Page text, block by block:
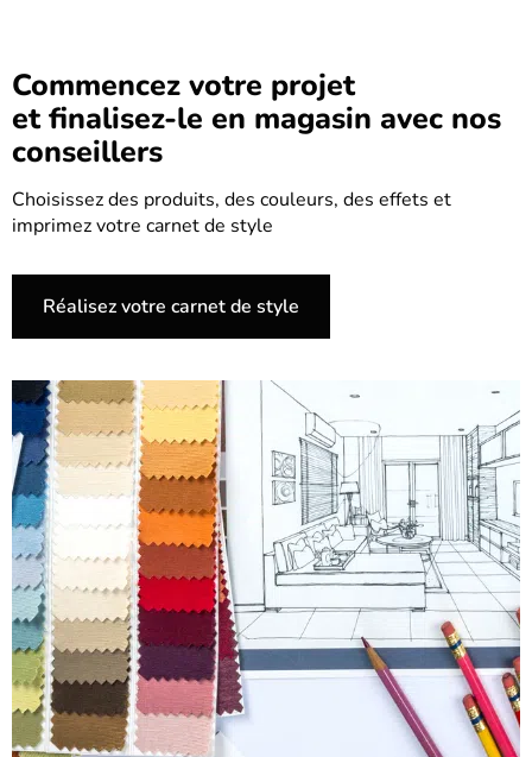
Commencez votre projet
et finalisez-le en magasin avec nos
conseillers
Choisissez des produits, des couleurs, des effets et
imprimez votre carnet de style
Réalisez votre carnet de style